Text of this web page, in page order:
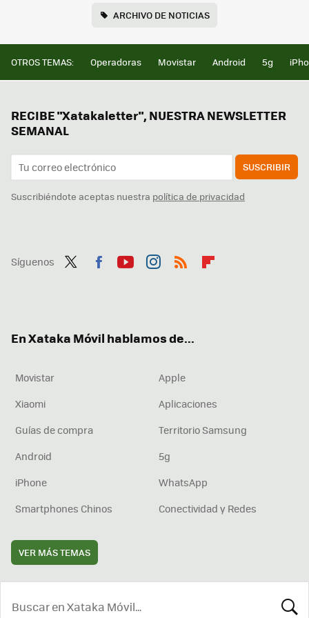
ARCHIVO DE NOTICIAS
OTROS TEMAS: Operadoras Movistar Android 5g
RECIBE "Xatakaletter", NUESTRA NEWSLETTER
SEMANAL
SUSCRIBIR
Suscribiéndote aceptas nuestra política de privacidad
Síguenos
En Xataka Móvil hablamos de...
Movistar
Apple
Xiaomi
Aplicaciones
Guías de compra
Territorio Samsung
Android
5g
iPhone
WhatsApp
Smartphones Chinos
Conectividad y Redes
VER MÁS TEMAS